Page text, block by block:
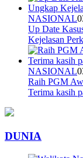
NASIONAL
Up Date
Kejelasan
NASIONAL
Raih PGM
Terima kasih
DUNIA